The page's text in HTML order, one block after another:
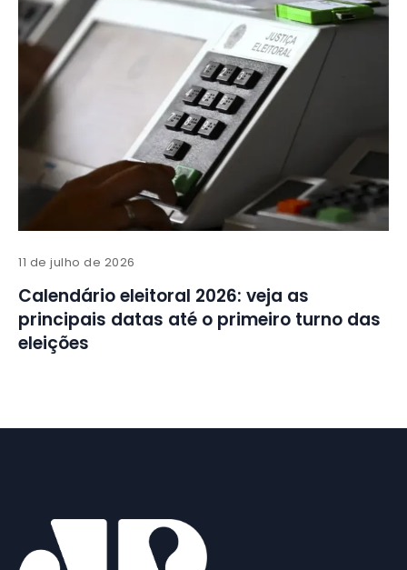
11 de julho de 2026
Calendário eleitoral 2026: veja as
principais datas até o primeiro turno das
eleições